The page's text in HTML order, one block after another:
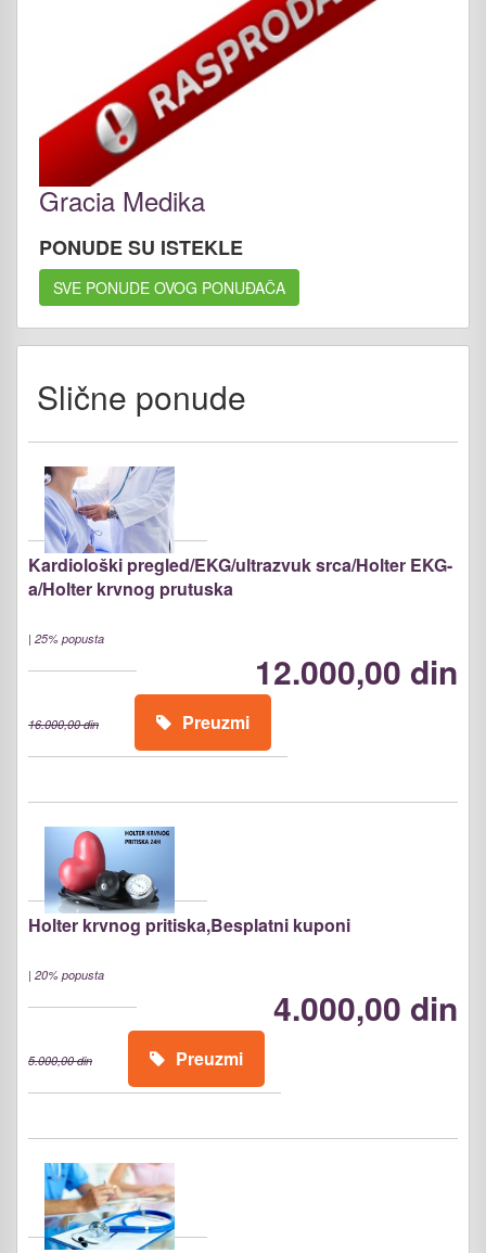
Gracia Medika
PONUDE SU ISTEKLE
SVE PONUDE OVOG PONUĐAČA
Slične ponude
Kardiološki pregled/EKG/ultrazvuk srca/Holter EKG-
a/Holter krvnog prutuska
| 25% popusta
12.000,00 din
16.000,00 din Preuzmi
Holter krvnog pritiska,Besplatni kuponi
| 20% popusta
4.000,00 din
5.000,00 din Preuzmi